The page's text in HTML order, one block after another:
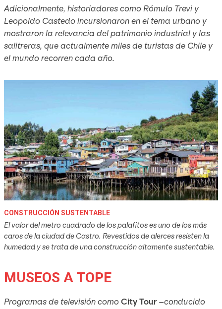
Adicionalmente, historiadores como Rómulo Trevi y
Leopoldo Castedo incursionaron en el tema urbano y
mostraron la relevancia del patrimonio industrial y las
salitreras, que actualmente miles de turistas de Chile y
el mundo recorren cada año.
CONSTRUCCIÓN SUSTENTABLE
El valor del metro cuadrado de los palafitos es uno de los más
caros de la ciudad de Castro. Revestidos de alerces resisten la
humedad y se trata de una construcción altamente sustentable.
MUSEOS A TOPE
Programas de televisión comoCity Tour–conducido